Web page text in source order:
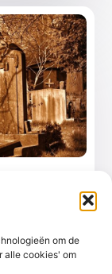
om de
alle cookies' om
het